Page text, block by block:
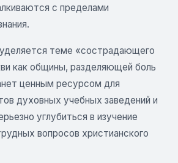
с пределами
теме «сострадающего
как общины, разделяющей боль
ценным ресурсом для
духовных учебных заведений и
углубиться в изучение
вопросов христианского